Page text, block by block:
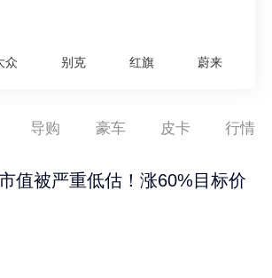
众 别克 红旗 蔚来
导购 豪车 皮卡 行情
值被严重低估！涨60%目标价